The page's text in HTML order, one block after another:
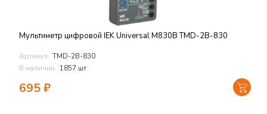
Мультиметр цифровой IEK Universal M830B TMD-2B-830
Артикул: TMD-2B-830
В наличии: 1857 шт
695₽